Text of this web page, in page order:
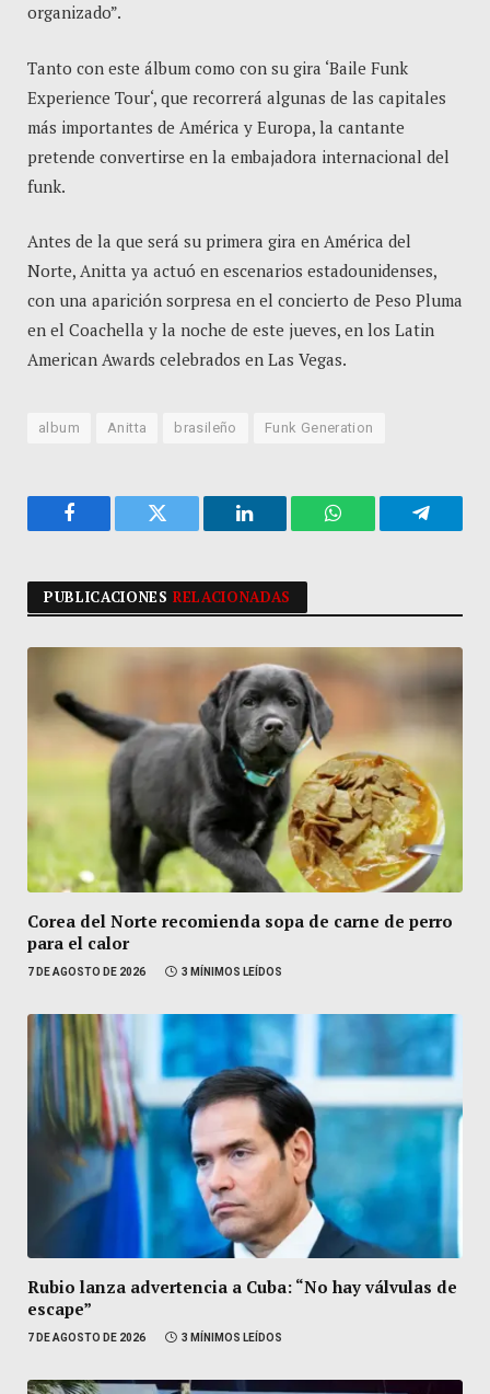
organizado”.
Tanto con este álbum como con su gira ‘Baile Funk
Experience Tour‘, que recorrerá algunas de las capitales
más importantes de América y Europa, la cantante
pretende convertirse en la embajadora internacional del
funk.
Antes de la que será su primera gira en América del
Norte, Anitta ya actuó en escenarios estadounidenses,
con una aparición sorpresa en el concierto de Peso Pluma
en el Coachella y la noche de este jueves, en los Latin
American Awards celebrados en Las Vegas.
album Anitta brasileño Funk Generation
Facebook Twitter LinkedIn WhatsApp
PUBLICACIONESRELACIONADAS
Corea del Norte recomienda sopa de carne de perro
para el calor
7 DE AGOSTO DE 2026 3 MÍNIMOS LEÍDOS
Rubio lanza advertencia a Cuba: “No hay válvulas de
escape”
7 DE AGOSTO DE 2026 3 MÍNIMOS LEÍDOS